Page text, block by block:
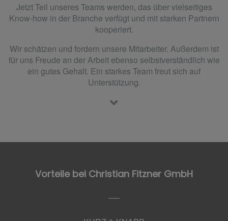
Jetzt Teil unseres Teams werden, das über vielseitiges
Know-how in der Branche verfügt und mit starken Partnern
kooperiert.
Wir schätzen und fordern unsere Mitarbeiter. Außerdem ist
für uns Freude an der Arbeit ebenso selbstverständlich wie
ein gutes Gehalt. Ein starkes Team freut sich auf
Unterstützung.
Vorteile bei Christian Fitzner GmbH